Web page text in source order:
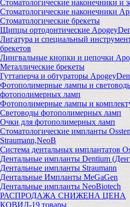
Стоматологические наконечники и
Стоматологические наконечники
Стоматологические брекеты
Щипцы ортодонтические
Лигатура и специальный
брекетов
Лингвальные кнопки и цепочки
Металлические брекеты
Гуттаперча и обтураторы
Фотополимерные лампы и
фотополимерных ламп
Фотополимерные лампы и
Световоды фотополимерных ламп
Очки для фотополимерных ламп
Стоматологические импланты
Straumann,NeoB
Система дентальных имплантатов
Дентальные импланты Dentium
Дентальные импланты Straumann
Дентальные Импланты MeGaGen
Дентальные импланты NeoBiotech
РАСПРОДАЖА СНИЖЕНА ЦЕНА
КОВИД-19 товары